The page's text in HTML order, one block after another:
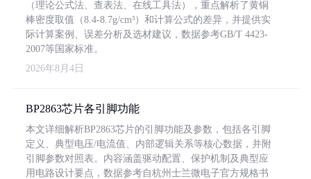
（理论公式法、查表法、在线工具法），重点解析了黄铜
棒密度取值（8.4-8.7g/cm³）和计算公式的差异，并提供实
际计算案例、误差分析及选材建议，数据参考GB/T 4423-
2007等国家标准。
2026年8月4日
BP2863芯片各引脚功能
本文详细解析BP2863芯片的引脚功能及参数，包括各引脚
定义、典型电压/电流值、内部逻辑关系等核心数据，并附
引脚参数对照表。内容涵盖驱动配置、保护机制及典型应
用电路设计要点，数据参考自杭州士兰微电子官方规格书